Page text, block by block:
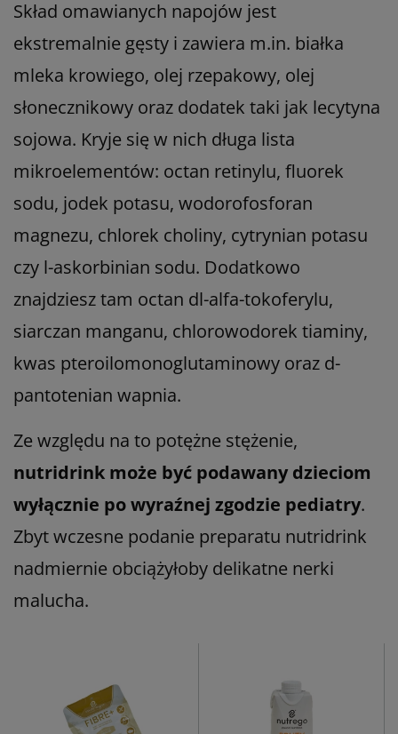
Skład omawianych napojów jest
ekstremalnie gęsty i zawiera m.in. białka
mleka krowiego, olej rzepakowy, olej
słonecznikowy oraz dodatek taki jak lecytyna
sojowa. Kryje się w nich długa lista
mikroelementów: octan retinylu, fluorek
sodu, jodek potasu, wodorofosforan
magnezu, chlorek choliny, cytrynian potasu
czy l-askorbinian sodu. Dodatkowo
znajdziesz tam octan dl-alfa-tokoferylu,
siarczan manganu, chlorowodorek tiaminy,
kwas pteroilomonoglutaminowy oraz d-
pantotenian wapnia.
Ze względu na to potężne stężenie,
nutridrink może być podawany dzieciom
wyłącznie po wyraźnej zgodzie pediatry.
Zbyt wczesne podanie preparatu nutridrink
nadmiernie obciążyłoby delikatne nerki
malucha.